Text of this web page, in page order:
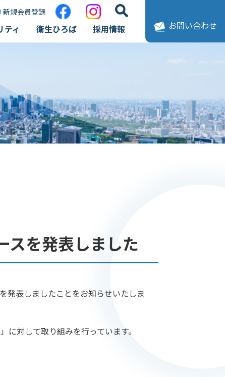
新規会員登録
ティ 衛生ひろば 採用情報 お問い合わせ
スを発表しました
発表しましたことをお知らせいたしま
対して取り組みを行っています。